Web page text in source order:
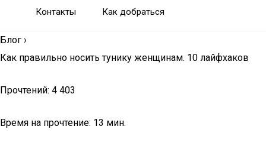
Контакты Как добраться
Блог ›
Как правильно носить тунику женщинам. 10 лайфхаков
Прочтений: 4 403
Время на прочтение: 13 мин.